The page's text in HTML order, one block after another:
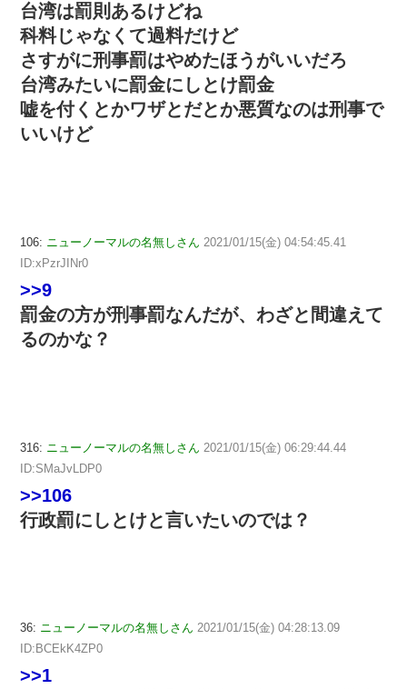
台湾は罰則あるけどね
科料じゃなくて過料だけど
さすがに刑事罰はやめたほうがいいだろ
台湾みたいに罰金にしとけ罰金
嘘を付くとかワザとだとか悪質なのは刑事で
いいけど
106: ニューノーマルの名無しさん 2021/01/15(金) 04:54:45.41
ID:xPzrJINr0
>>9
罰金の方が刑事罰なんだが、わざと間違えて
るのかな？
316: ニューノーマルの名無しさん 2021/01/15(金) 06:29:44.44
ID:SMaJvLDP0
>>106
行政罰にしとけと言いたいのでは？
36: ニューノーマルの名無しさん 2021/01/15(金) 04:28:13.09
ID:BCEkK4ZP0
>>1